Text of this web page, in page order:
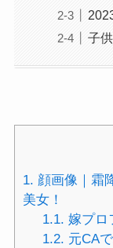
子
1. 顔画像｜霜
美女！
1.1. 嫁プロ
1.2. 元CA